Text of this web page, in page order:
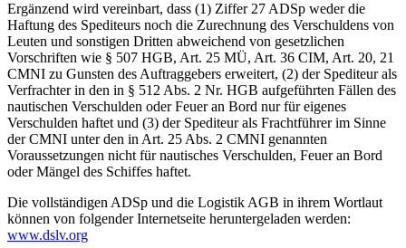
Ergänzend wird vereinbart, dass (1) Ziffer 27 ADSp weder die
Haftung des Spediteurs noch die Zurechnung des Verschuldens von
Leuten und sonstigen Dritten abweichend von gesetzlichen
Vorschriften wie § 507 HGB, Art. 25 MÜ, Art. 36 CIM, Art. 20, 21
CMNI zu Gunsten des Auftraggebers erweitert, (2) der Spediteur als
Verfrachter in den in § 512 Abs. 2 Nr. HGB aufgeführten Fällen des
nautischen Verschulden oder Feuer an Bord nur für eigenes
Verschulden haftet und (3) der Spediteur als Frachtführer im Sinne
der CMNI unter den in Art. 25 Abs. 2 CMNI genannten
Voraussetzungen nicht für nautisches Verschulden, Feuer an Bord
oder Mängel des Schiffes haftet.
Die vollständigen ADSp und die Logistik AGB in ihrem Wortlaut
können von folgender Internetseite heruntergeladen werden:
www.dslv.org